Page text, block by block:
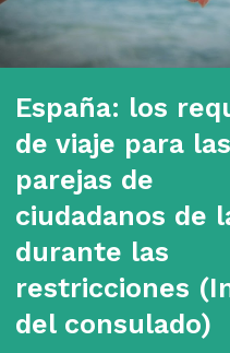
España: los
de viaje para las
parejas de
ciudadanos de
durante las
restricciones
del consulado)